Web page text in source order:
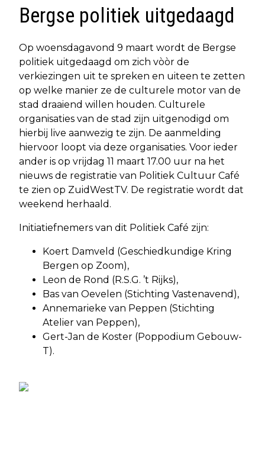
Bergse politiek uitgedaagd
Op woensdagavond 9 maart wordt de Bergse
politiek uitgedaagd om zich vòòr de
verkiezingen uit te spreken en uiteen te zetten
op welke manier ze de culturele motor van de
stad draaiend willen houden. Culturele
organisaties van de stad zijn uitgenodigd om
hierbij live aanwezig te zijn. De aanmelding
hiervoor loopt via deze organisaties. Voor ieder
ander is op vrijdag 11 maart 17.00 uur na het
nieuws de registratie van Politiek Cultuur Café
te zien op ZuidWestTV. De registratie wordt dat
weekend herhaald.
Initiatiefnemers van dit Politiek Café zijn:
Koert Damveld (Geschiedkundige Kring
Bergen op Zoom),
Leon de Rond (R.S.G. ’t Rijks),
Bas van Oevelen (Stichting Vastenavend),
Annemarieke van Peppen (Stichting
Atelier van Peppen),
Gert-Jan de Koster (Poppodium Gebouw-
T).